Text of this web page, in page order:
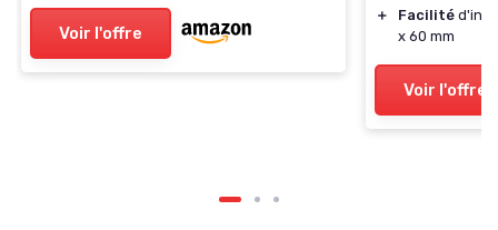
Voir l'offre
＋
Facilité
x 60 mm
Voir l'offre